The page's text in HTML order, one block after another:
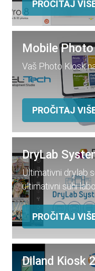
PROČITAJ
Mobile
Vaš Photo Kiosk
PROČITAJ
DryLab
Ultimativni drylab
ultimativni suhi
PROČITAJ
Diland Kiosk 2